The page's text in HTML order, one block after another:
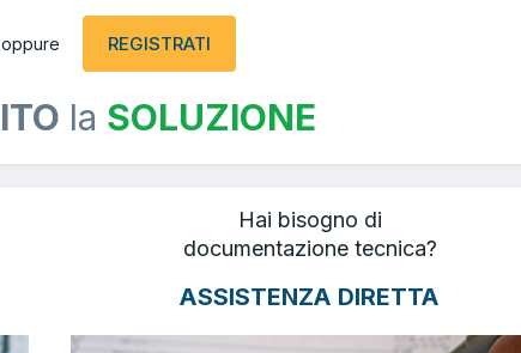
oppure REGISTRATI
la SOLUZIONE
Hai bisogno di
documentazione tecnica?
ASSISTENZA DIRETTA